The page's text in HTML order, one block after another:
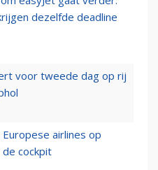
dezelfde deadline
voor tweede dag op rij
airlines op
cockpit